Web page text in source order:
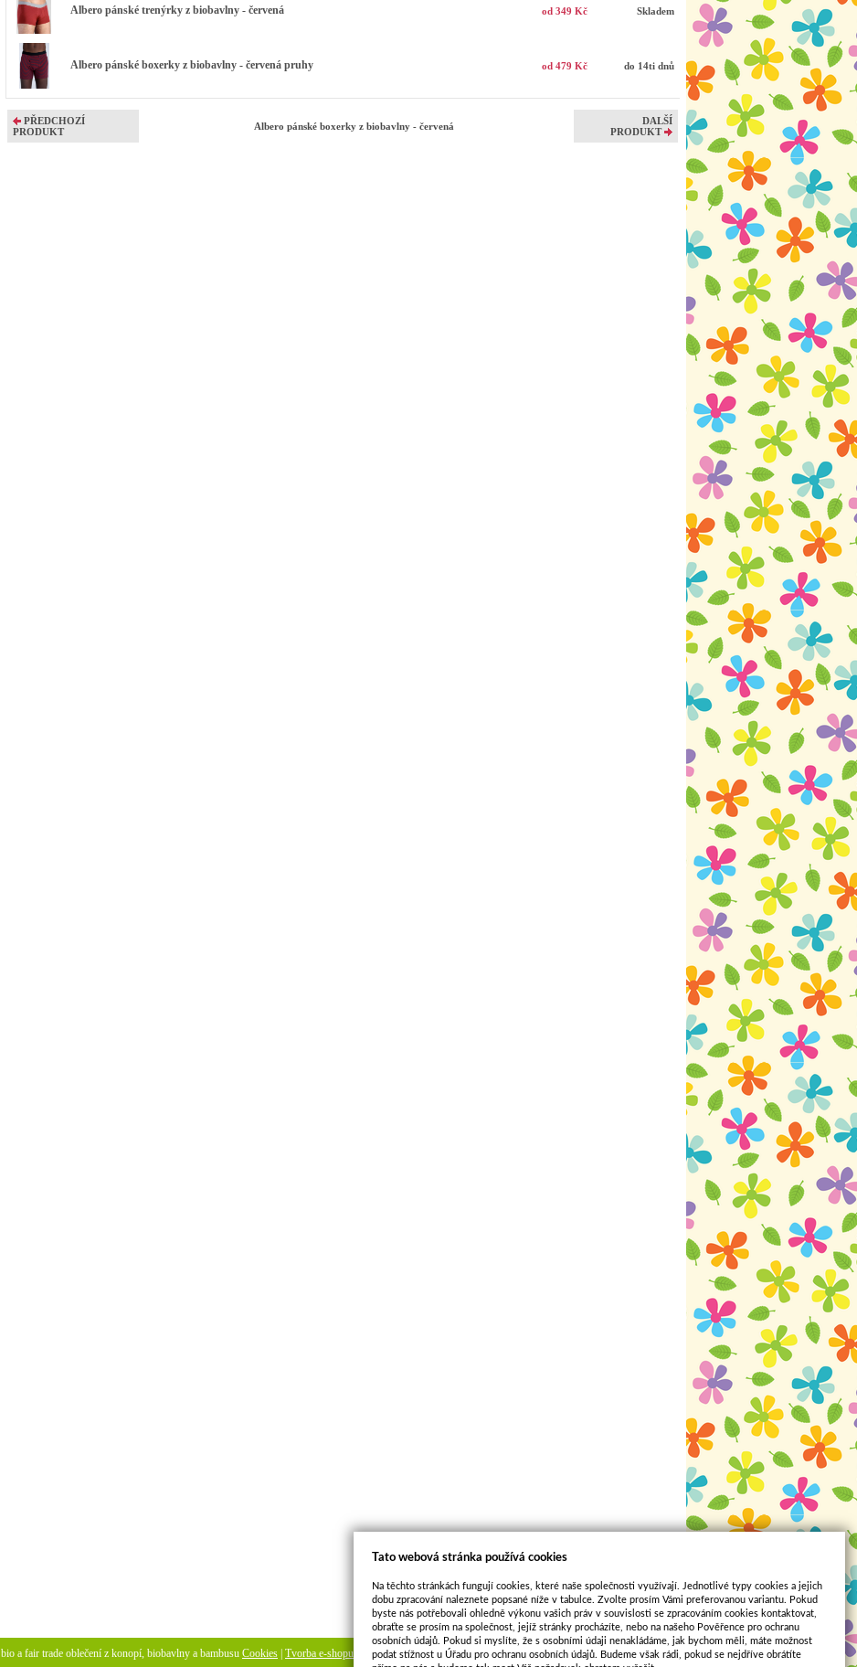
Albero pánské trenýrky z biobavlny - červená od 349 Kč Skladem
Albero pánské boxerky z biobavlny - červená pruhy od 479 Kč do 14ti dnů
PŘEDCHOZÍ
PRODUKT
Albero pánské boxerky z biobavlny - červená
DALŠÍ
PRODUKT
bio a fair trade oblečení z konopí, biobavlny a bambusu Cookies Tvorba e-shopu pronájem e-shopu Sun-shop
Tato webová stránka používá cookies
Na těchto stránkách fungují cookies, které naše společnosti využívají. Jednotlivé typy cookies a jejich
dobu zpracování naleznete popsané níže v tabulce. Zvolte prosím Vámi preferovanou variantu. Pokud
byste nás potřebovali ohledně výkonu vašich práv v souvislosti se zpracováním cookies kontaktovat,
obraťte se prosím na společnost, jejíž stránky procházíte, nebo na našeho Pověřence pro ochranu
osobních údajů. Pokud si myslíte, že s osobními údaji nenakládáme, jak bychom měli, máte možnost
podat stížnost u Úřadu pro ochranu osobních údajů. Budeme však rádi, pokud se nejdříve obrátíte